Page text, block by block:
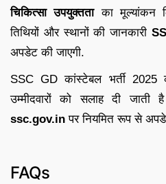
चिकित्सा उपयुक्तताका मूल्यांकन
तिथियों और स्थानों की जानकारी
अपडेट की जाएगी.
SSC GD कांस्टेबल भर्ती 2025
उम्मीदवारों को सलाह दी
ssc.gov.in पर नियमित रूप से
FAQs